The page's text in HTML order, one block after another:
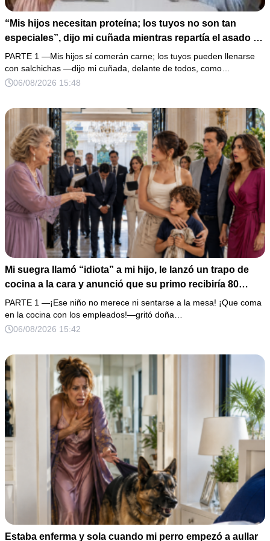
“Mis hijos necesitan proteína; los tuyos no son tan
especiales”, dijo mi cuñada mientras repartía el asado y
hacía llorar a mi hija. Mi esposo me pidió que no armara
un escándalo, así que guardé silencio, terminé un pastel
de boda de 8,000 pesos y coloqué sobre la mesa un
PARTE 1 —Mis hijos sí comerán carne; los tuyos pueden llenarse
con salchichas —dijo mi cuñada, delante de todos, como…
06/08/2026 15:48
Mi suegra llamó “idiota” a mi hijo, le lanzó un trapo de
cocina a la cara y anunció que su primo recibiría 80
millones y el 50% de las acciones: “Aprende cuál es tu
lugar”. Permanecí en silencio hasta que terminaron de
firmar; entonces mostré una grabación y alguien llamó a
PARTE 1 —¡Ese niño no merece ni sentarse a la mesa! ¡Que coma
en la cocina con los empleados!—gritó doña…
06/08/2026 15:42
Estaba enferma y sola cuando mi perro empezó a aullar